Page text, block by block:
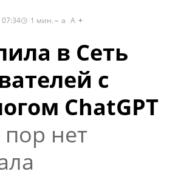
07:34 1 мин. a A
в Сеть
с
ChatGPT
нет